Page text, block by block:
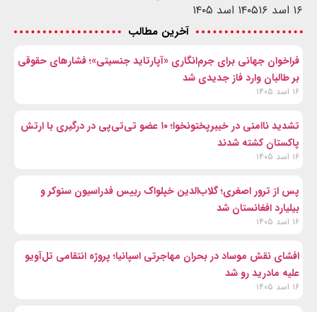
۱۶ اسد ۱۴۰۵
۱۶ اسد ۱۴۰۵
آخرین مطالب
فراخوان جهانی برای جرم‌انگاری «آپارتاید جنسیتی»؛ فشارهای حقوقی
بر طالبان وارد فاز جدیدی شد
۱۶ اسد ۱۴۰۵
تشدید ناامنی در خیبرپختونخوا؛ ۱۰ عضو تی‌تی‌پی در درگیری با ارتش
پاکستان کشته شدند
۱۶ اسد ۱۴۰۵
پس از ترور اصغری؛ گلاب‌الدین خپلواک رییس فدراسیون سنوکر و
بیلیارد افغانستان شد
۱۶ اسد ۱۴۰۵
افشای نقش موساد در بحران مهاجرتی اسپانیا؛ پروژه انتقامی تل‌آویو
علیه مادرید رو شد
۱۶ اسد ۱۴۰۵